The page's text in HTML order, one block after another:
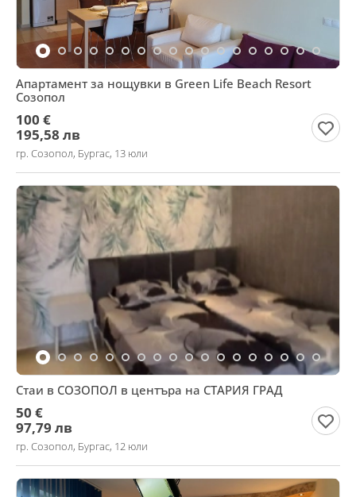
Апартамент за нощувки в Green Life Beach Resort
Созопол
100 €
195,58 лв
гр. Созопол, Бургас, 13 юли
Стаи в СОЗОПОЛ в центъра на СТАРИЯ ГРАД
50 €
97,79 лв
гр. Созопол, Бургас, 12 юли